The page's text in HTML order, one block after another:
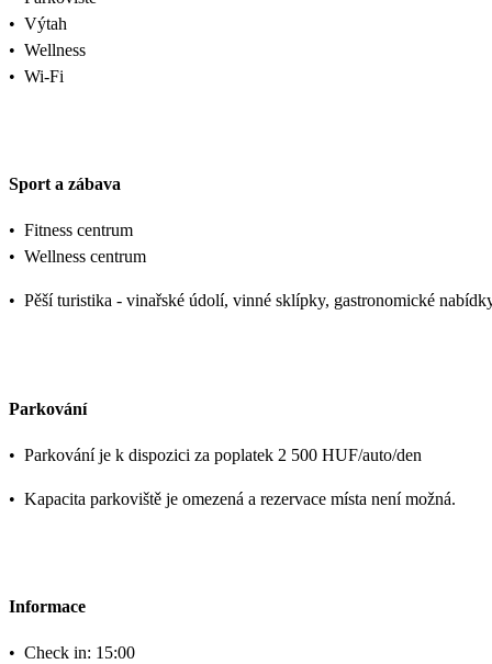
• Výtah
• Wellness
• Wi-Fi
Sport a zábava
• Fitness centrum
• Wellness centrum
• Pěší turistika - vinařské údolí, vinné sklípky, gastronomické
Parkování
• Parkování je k dispozici za poplatek 2 500 HUF/auto/den
• Kapacita parkoviště je omezená a rezervace místa není možná.
Informace
• Check in: 15:00